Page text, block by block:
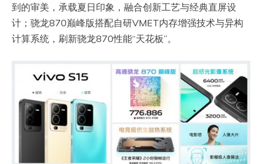
到的审美，承载夏日印象，融合创新工艺与经典直屏设
计；骁龙870巅峰版搭配自研VMET内存增强技术与异构
计算系统，刷新骁龙870性能“天花板”。